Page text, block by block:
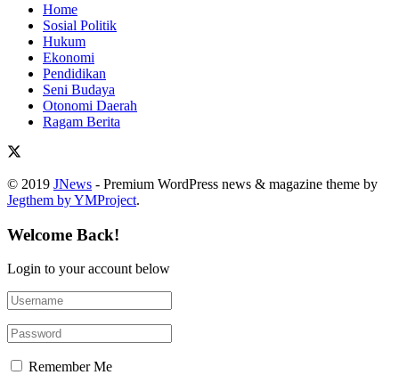
Home
Sosial Politik
Hukum
Ekonomi
Pendidikan
Seni Budaya
Otonomi Daerah
Ragam Berita
© 2019 JNews - Premium WordPress news & magazine theme by
Jegthem by YMProject.
Welcome Back!
Login to your account below
Remember Me